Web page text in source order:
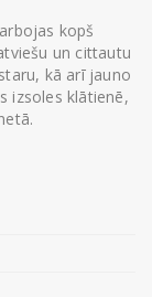
kopš
un cittautu
kā arī jauno
izsoles klātienē,